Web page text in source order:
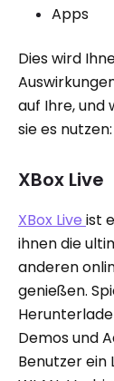
Apps
Dies wird
auf Ihre, und
sie es nutzen:
XBox Live
XBox Live ist
ihnen die
anderen
genießen.
Demos und
Benutzer ein